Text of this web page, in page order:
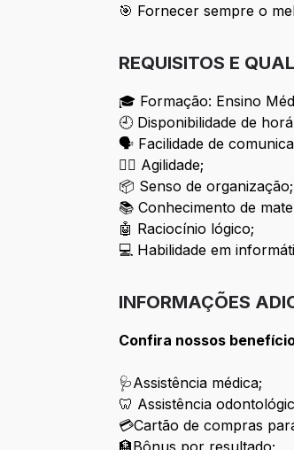
🎯 Fornecer sempre o
REQUISITOS E
🎓 Formação: Ensino
🕘 Disponibilidade de
🗣 Facilidade de
🏃‍♂️ Agilidade;
📦 Senso de organização;
📚 Conhecimento de
🤖 Raciocínio lógico;
💻 Habilidade em
INFORMAÇÕES
Confira nossos
🩺Assistência médica;
🦷 Assistência
💳Cartão de compras